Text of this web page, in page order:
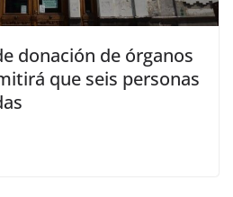
donación de órganos
que seis personas